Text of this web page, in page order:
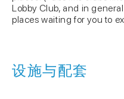
Lobby Club, and in
places waiting for you to
设施与配套